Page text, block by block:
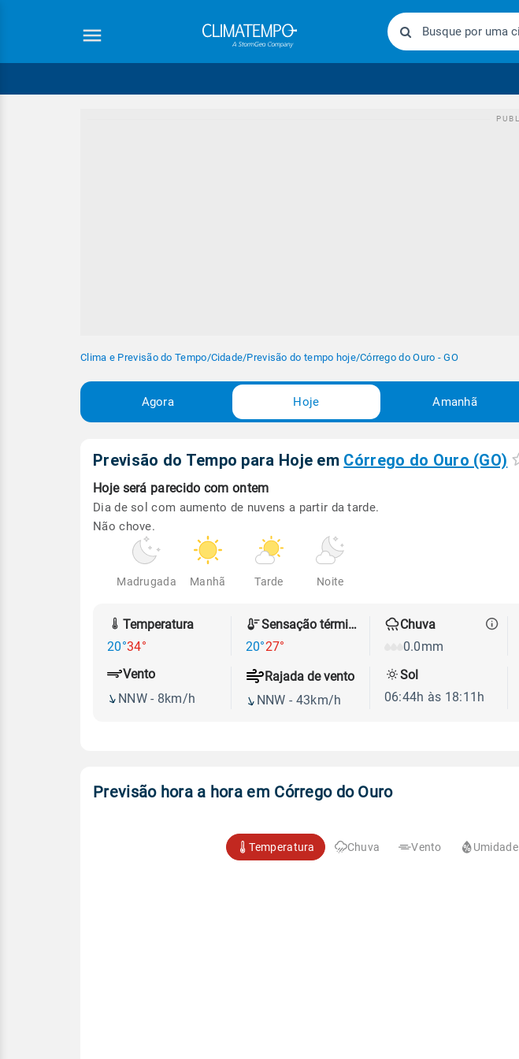
Clima e Previsão do Tempo/Cidade/Previsão do tempo hoje/Córrego do Ouro - GO
Agora Hoje Amanhã
Previsão do Tempo para Hoje em Córrego do Ouro (GO)
Hoje será parecido com ontem
Dia de sol com aumento de nuvens a partir da tarde.
Não chove.
Madrugada Manhã Tarde Noite
Temperatura
20°34°
Sensação térmica
20°27°
Chuva
0.0mm
Vento
NNW - 8km/h
Rajada de vento
NNW - 43km/h
Sol
06:44h às 18:11h
Previsão hora a hora em Córrego do Ouro
Temperatura Chuva Vento Umidade